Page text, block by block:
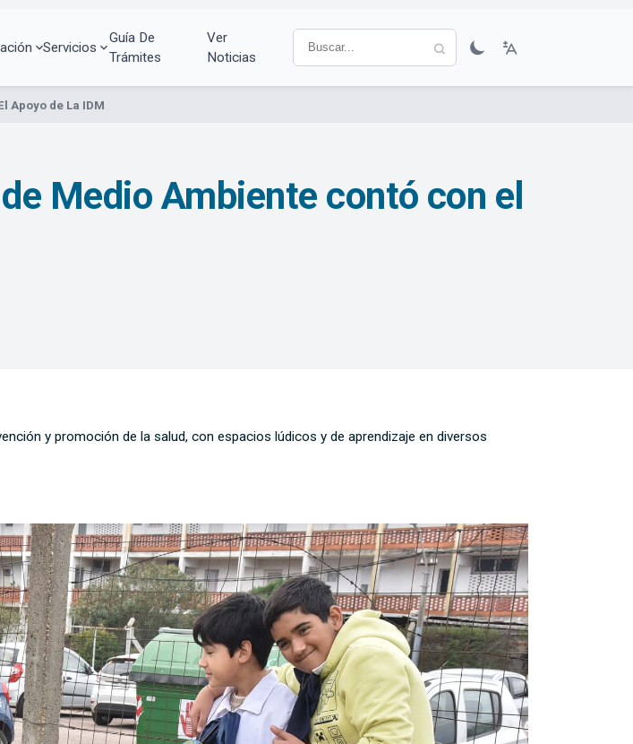
Servicios
Guía De
Trámites
Ver
Noticias
Apoyo de La IDM
Medio Ambiente contó con el
y promoción de la salud, con espacios lúdicos y de aprendizaje en diversos